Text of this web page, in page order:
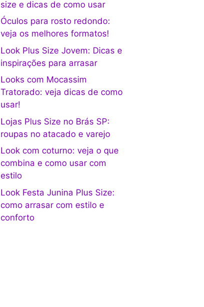
size e dicas de como usar
Óculos para rosto redondo:
veja os melhores formatos!
Look Plus Size Jovem: Dicas e
inspirações para arrasar
Looks com Mocassim
Tratorado: veja dicas de como
usar!
Lojas Plus Size no Brás SP:
roupas no atacado e varejo
Look com coturno: veja o que
combina e como usar com
estilo
Look Festa Junina Plus Size:
como arrasar com estilo e
conforto